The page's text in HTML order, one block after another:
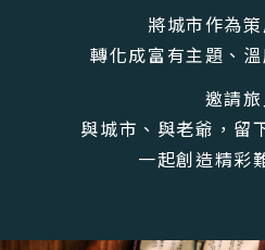
將城市作為
轉化成富有主題、
邀請旅
與城市、與老爺，留
一起創造精彩